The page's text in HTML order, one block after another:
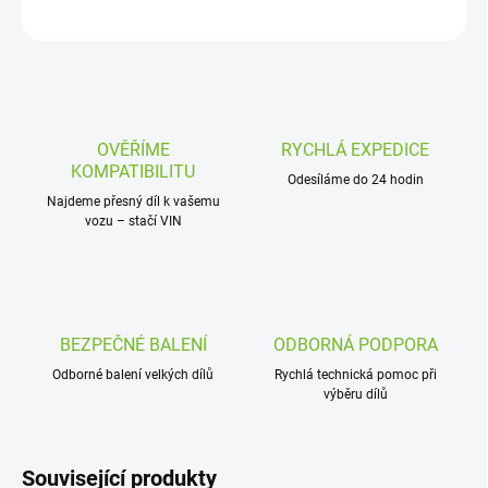
OVĚŘÍME
KOMPATIBILITU
Najdeme přesný díl k vašemu
vozu – stačí VIN
RYCHLÁ EXPEDICE
Odesíláme do 24 hodin
BEZPEČNÉ BALENÍ
Odborné balení velkých dílů
ODBORNÁ PODPORA
Rychlá technická pomoc při
výběru dílů
Související produkty